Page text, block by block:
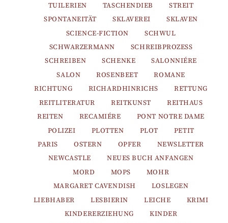
TUILERIEN
TASCHENDIEB
STREIT
SPONTANEITÄT
SKLAVEREI
SKLAVEN
SCIENCE-FICTION
SCHWUL
SCHWARZERMANN
SCHREIBPROZESS
SCHREIBEN
SCHENKE
SALONNIÉRE
SALON
ROSENBEET
ROMANE
RICHTUNG
RICHARDHINRICHS
RETTUNG
REITLITERATUR
REITKUNST
REITHAUS
REITEN
RECAMIÉRE
PONT NOTRE DAME
POLIZEI
PLOTTEN PLOT
PETIT
PARIS
OSTERN OPFER
NEWSLETTER
NEWCASTLE
NEUES BUCH ANFANGEN
MORD
MOPS
MOHR
MARGARET CAVENDISH
LOSLEGEN
LIEBHABER
LESBIERIN LEICHE
KRIMI
KINDERERZIEHUNG
KINDER